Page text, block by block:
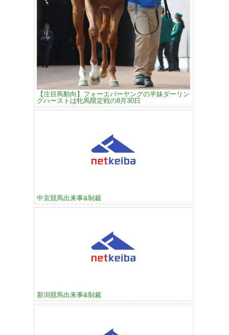
【注目馬動向】フォーエバーヤングの半妹ダーリン
グハーストは牝馬限定戦の8月30日
中京競馬出来事&制裁
新潟競馬出来事&制裁